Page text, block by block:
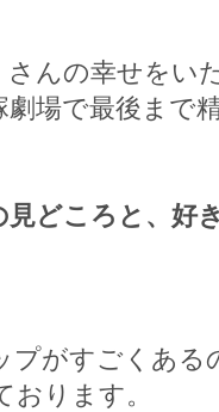
さんの幸せをい
場で最後まで
どころと、好
プがすごくあ
ります。